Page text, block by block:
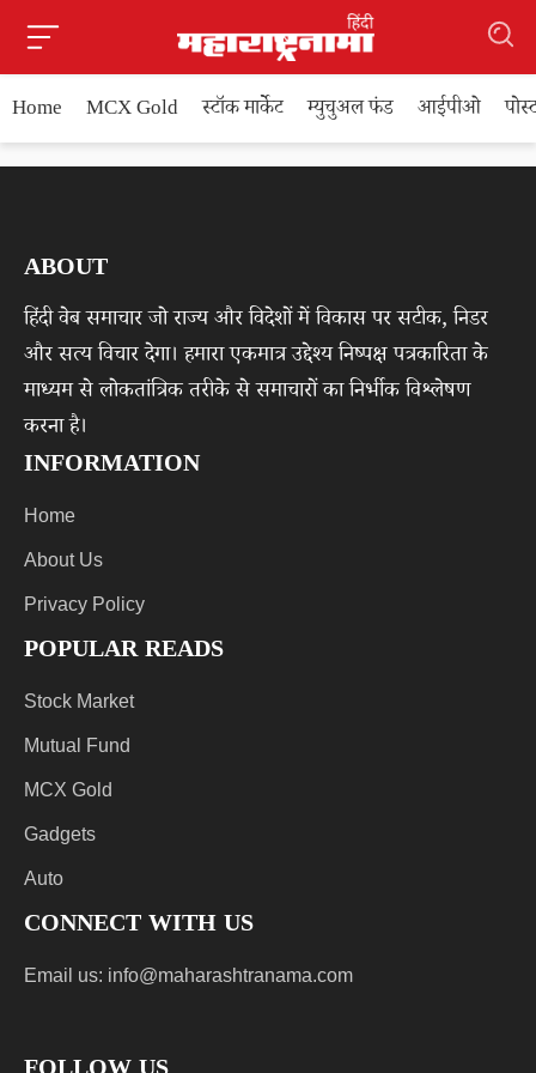
Home MCX Gold स्टॉक मार्केट म्युचुअल फंड आईपीओ
ABOUT
हिंदी वेब समाचार जो राज्य और विदेशों में विकास पर सटीक, निडर
और सत्य विचार देगा। हमारा एकमात्र उद्देश्य निष्पक्ष पत्रकारिता के
माध्यम से लोकतांत्रिक तरीके से समाचारों का निर्भीक विश्लेषण
करना है।
INFORMATION
Home
About Us
Privacy Policy
POPULAR READS
Stock Market
Mutual Fund
MCX Gold
Gadgets
Auto
CONNECT WITH US
Email us: info@maharashtranama.com